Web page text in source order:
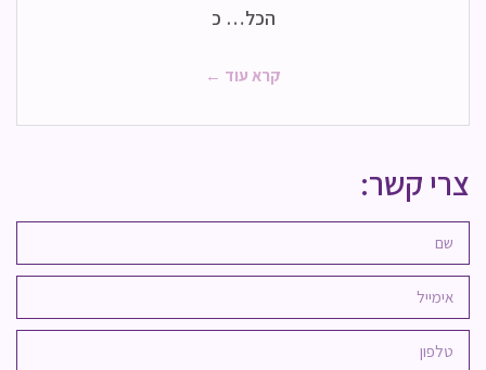
הכל… כ
קרא עוד ←
צרי קשר: